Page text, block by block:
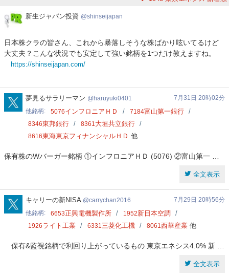
新
ャ
パ
ン
新生ジャパン投資 shinseijapan
日本株クラの皆さん、これから暴落しそうな株ばかり呟いてるけど
大丈夫？こんな状況でも安定して強い銘柄を1つだけ教えますね。
https://shinseijapan.com/
haruyuki0401
夢見るサラリーマン haruyuki0401
7月31日 20時02分
他銘柄
5076インフロニアＨＤ 7184富山第一銀行
8346東邦銀行 8361大垣共立銀行
8616東海東京フィナンシャルＨＤ 他
保有株のWバーガー銘柄 ①インフロニアＨＤ (5076) ②富山第一 …
全文表示
carrychan2016
キャリーの新NISA carrychan2016
7月29日 20時56分
他銘柄
6653正興電機製作所 1952新日本空調
1926ライト工業 6331三菱化工機 8061西華産業 他
保有&監視銘柄で利回り上がっているもの 東京エネシス4.0% 新 …
全文表示